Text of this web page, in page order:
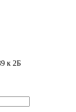
к 2Б